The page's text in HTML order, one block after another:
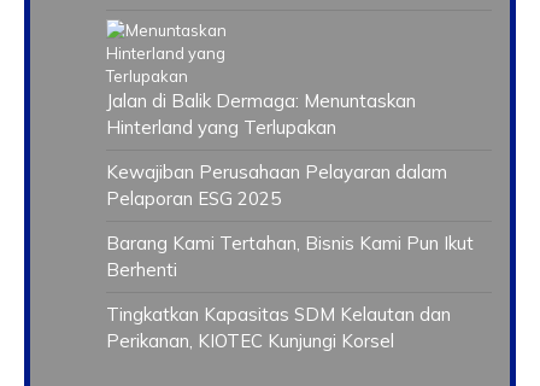
Jalan di Balik Dermaga: Menuntaskan
Hinterland yang Terlupakan
Kewajiban Perusahaan Pelayaran dalam
Pelaporan ESG 2025
Barang Kami Tertahan, Bisnis Kami Pun Ikut
Berhenti
Tingkatkan Kapasitas SDM Kelautan dan
Perikanan, KIOTEC Kunjungi Korsel